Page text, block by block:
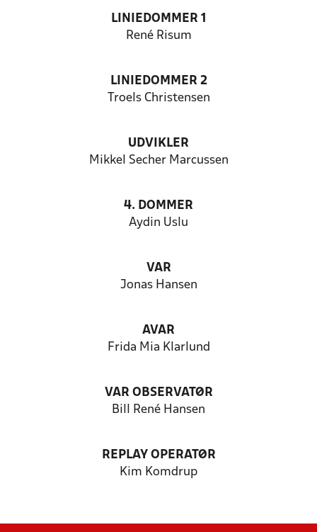
LINIEDOMMER 1
René Risum
LINIEDOMMER 2
Troels Christensen
UDVIKLER
Mikkel Secher Marcussen
4. DOMMER
Aydin Uslu
VAR
Jonas Hansen
AVAR
Frida Mia Klarlund
VAR OBSERVATØR
Bill René Hansen
REPLAY OPERATØR
Kim Komdrup